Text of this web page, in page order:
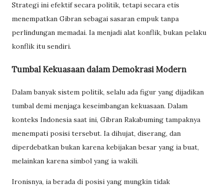
Strategi ini efektif secara politik, tetapi secara etis
menempatkan Gibran sebagai sasaran empuk tanpa
perlindungan memadai. Ia menjadi alat konflik, bukan pelaku
konflik itu sendiri.
Tumbal Kekuasaan dalam Demokrasi Modern
Dalam banyak sistem politik, selalu ada figur yang dijadikan
tumbal demi menjaga keseimbangan kekuasaan. Dalam
konteks Indonesia saat ini, Gibran Rakabuming tampaknya
menempati posisi tersebut. Ia dihujat, diserang, dan
diperdebatkan bukan karena kebijakan besar yang ia buat,
melainkan karena simbol yang ia wakili.
Ironisnya, ia berada di posisi yang mungkin tidak